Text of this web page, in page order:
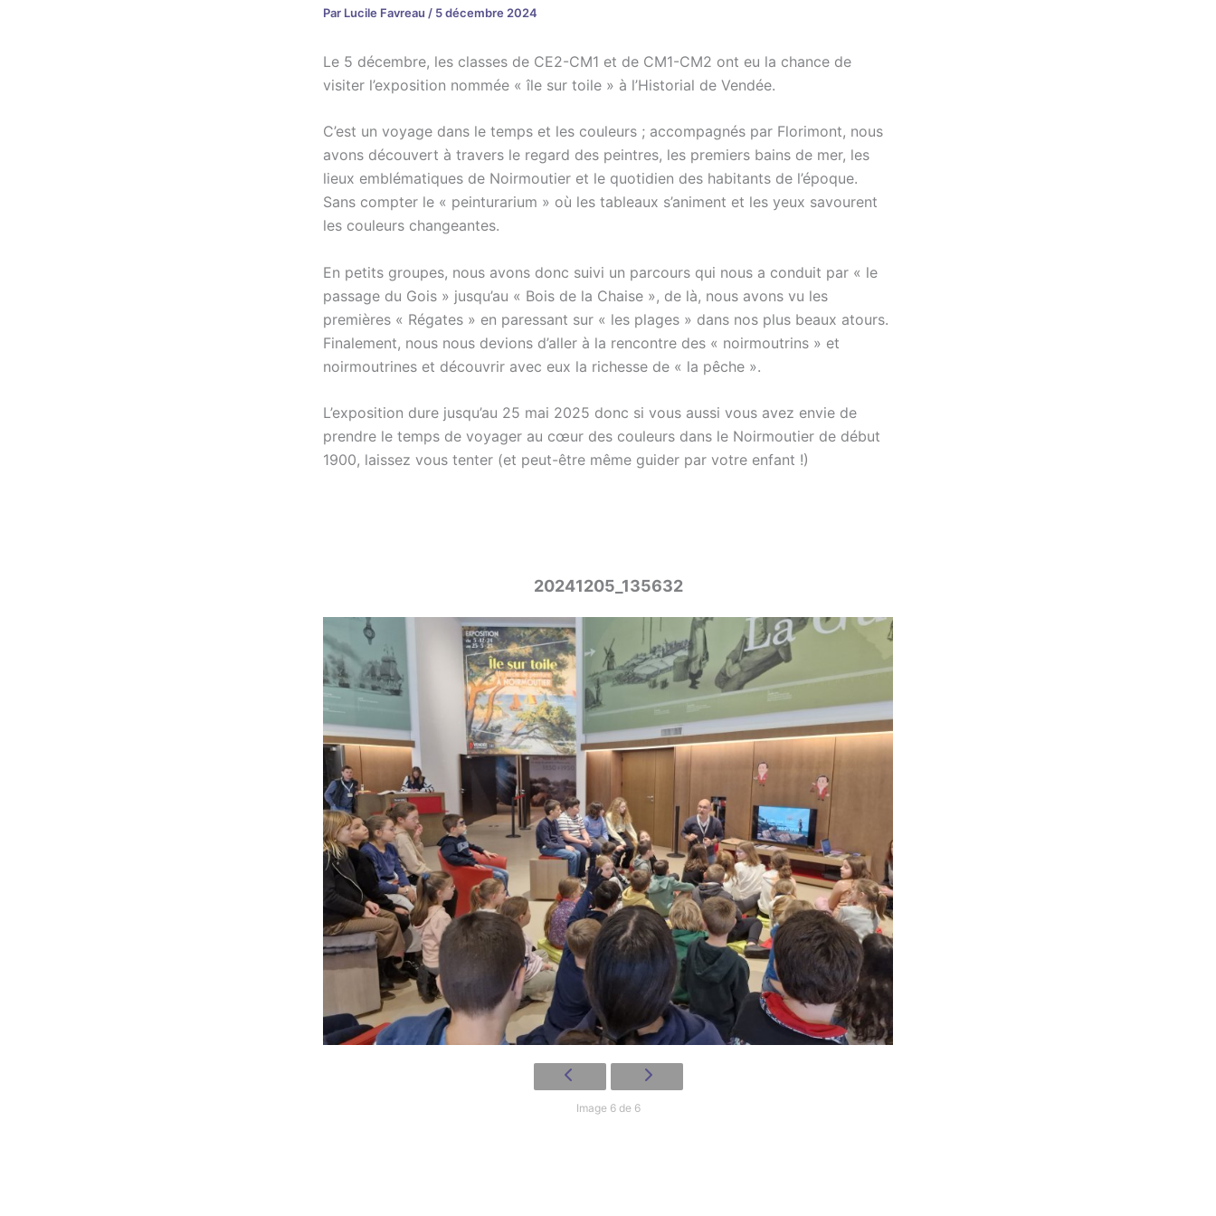
Par Lucile Favreau / 5 décembre 2024
Le 5 décembre, les classes de CE2-CM1 et de CM1-CM2 ont eu la chance de
visiter l’exposition nommée « île sur toile » à l’Historial de Vendée.
C’est un voyage dans le temps et les couleurs ; accompagnés par Florimont, nous
avons découvert à travers le regard des peintres, les premiers bains de mer, les
lieux emblématiques de Noirmoutier et le quotidien des habitants de l’époque.
Sans compter le « peinturarium » où les tableaux s’animent et les yeux savourent
les couleurs changeantes.
En petits groupes, nous avons donc suivi un parcours qui nous a conduit par « le
passage du Gois » jusqu’au « Bois de la Chaise », de là, nous avons vu les
premières « Régates » en paressant sur « les plages » dans nos plus beaux atours.
Finalement, nous nous devions d’aller à la rencontre des « noirmoutrins » et
noirmoutrines et découvrir avec eux la richesse de « la pêche ».
L’exposition dure jusqu’au 25 mai 2025 donc si vous aussi vous avez envie de
prendre le temps de voyager au cœur des couleurs dans le Noirmoutier de début
1900, laissez vous tenter (et peut-être même guider par votre enfant !)
20241205_135632
Image 6 de 6